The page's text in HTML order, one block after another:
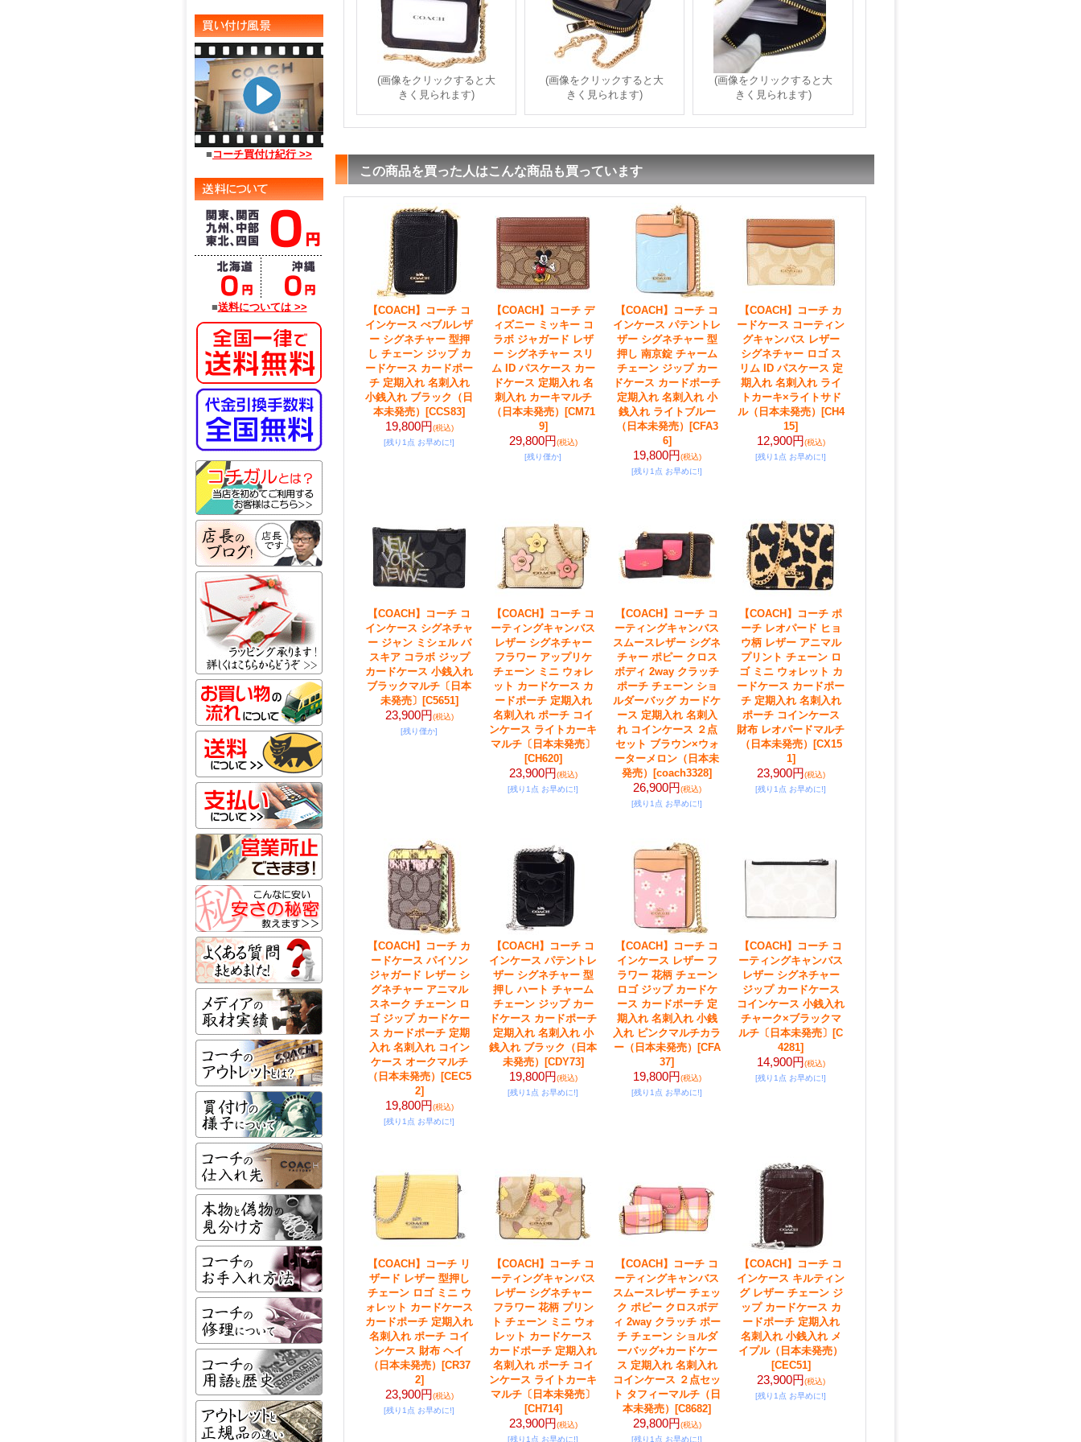
■ コーチ買付け紀行 >>
■送料については >>
(画像をクリックすると大
きく見られます)
(画像をクリックすると大
きく見られます)
(画像をクリックすると大
きく見られます)
この商品を買った人はこんな商品も買っています
【COACH】コーチ コ
インケース ぺブルレザ
ー シグネチャー 型押
し チェーン ジップ カ
ードケース カードポー
チ 定期入れ 名刺入れ
小銭入れ ブラック（日
本未発売）
[CCS83]
19,800円(税込)
[残り1点 お早めに!]
【COACH】コーチ デ
ィズニー ミッキー コ
ラボ ジャガード レザ
ー シグネチャー スリ
ム ID パスケース カー
ドケース 定期入れ 名
刺入れ カーキマルチ
（日本未発売）
[CM71
9]
29,800円(税込)
[残り僅か]
【COACH】コーチ コ
インケース パテントレ
ザー シグネチャー 型
押し 南京錠 チャーム
チェーン ジップ カー
ドケース カードポーチ
定期入れ 名刺入れ 小
銭入れ ライトブルー
（日本未発売）
[CFA3
6]
19,800円(税込)
[残り1点 お早めに!]
【COACH】コーチ カ
ードケース コーティン
グキャンバス レザー
シグネチャー ロゴ ス
リム ID パスケース 定
期入れ 名刺入れ ライ
トカーキ×ライトサド
ル（日本未発売）
[CH4
15]
12,900円(税込)
[残り1点 お早めに!]
【COACH】コーチ コ
インケース シグネチャ
ー ジャン ミシェル バ
スキア コラボ ジップ
カードケース 小銭入れ
ブラックマルチ〔日本
未発売〕 [C5651]
23,900円(税込)
[残り僅か]
【COACH】コーチ コ
ーティングキャンバス
レザー シグネチャー
フラワー アップリケ
チェーン ミニ ウォレ
ット カードケース カ
ードポーチ 定期入れ
名刺入れ ポーチ コイ
ンケース ライトカーキ
マルチ〔日本未発売〕
[CH620]
23,900円(税込)
[残り1点 お早めに!]
【COACH】コーチ コ
ーティングキャンバス
スムースレザー シグネ
チャー ポピー クロス
ボディ 2way クラッチ
ポーチ チェーン ショ
ルダーバッグ カードケ
ース 定期入れ 名刺入
れ コインケース ２点
セット ブラウン×ウォ
ーターメロン（日本未
発売）
[coach3328]
26,900円(税込)
[残り1点 お早めに!]
【COACH】コーチ ポ
ーチ レオパード ヒョ
ウ柄 レザー アニマル
プリント チェーン ロ
ゴ ミニ ウォレット カ
ードケース カードポー
チ 定期入れ 名刺入れ
ポーチ コインケース
財布 レオパードマルチ
（日本未発売）
[CX15
1]
23,900円(税込)
[残り1点 お早めに!]
【COACH】コーチ カ
ードケース パイソン
ジャガード レザー シ
グネチャー アニマル
スネーク チェーン ロ
ゴ ジップ カードケー
ス カードポーチ 定期
入れ 名刺入れ コイン
ケース オークマルチ
（日本未発売）
[CEC5
2]
19,800円(税込)
[残り1点 お早めに!]
【COACH】コーチ コ
インケース パテントレ
ザー シグネチャー 型
押し ハート チャーム
チェーン ジップ カー
ドケース カードポーチ
定期入れ 名刺入れ 小
銭入れ ブラック（日本
未発売）
[CDY73]
19,800円(税込)
[残り1点 お早めに!]
【COACH】コーチ コ
インケース レザー フ
ラワー 花柄 チェーン
ロゴ ジップ カードケ
ース カードポーチ 定
期入れ 名刺入れ 小銭
入れ ピンクマルチカラ
ー（日本未発売）
[CFA
37]
19,800円(税込)
[残り1点 お早めに!]
【COACH】コーチ コ
ーティングキャンバス
レザー シグネチャー
ジップ カードケース
コインケース 小銭入れ
チャーク×ブラックマ
ルチ〔日本未発売〕 [C
4281]
14,900円(税込)
[残り1点 お早めに!]
【COACH】コーチ リ
ザード レザー 型押し
チェーン ロゴ ミニ ウ
ォレット カードケース
カードポーチ 定期入れ
名刺入れ ポーチ コイ
ンケース 財布 ヘイ
（日本未発売）
[CR37
2]
23,900円(税込)
[残り1点 お早めに!]
【COACH】コーチ コ
ーティングキャンバス
レザー シグネチャー
フラワー 花柄 プリン
ト チェーン ミニ ウォ
レット カードケース
カードポーチ 定期入れ
名刺入れ ポーチ コイ
ンケース ライトカーキ
マルチ〔日本未発売〕
[CH714]
23,900円(税込)
[残り1点 お早めに!]
【COACH】コーチ コ
ーティングキャンバス
スムースレザー チェッ
ク ポピー クロスボデ
ィ 2way クラッチ ポー
チ チェーン ショルダ
ーバッグ+カードケー
ス 定期入れ 名刺入れ
コインケース ２点セッ
ト タフィーマルチ（日
本未発売）
[C8682]
29,800円(税込)
[残り1点 お早めに!]
【COACH】コーチ コ
インケース キルティン
グ レザー チェーン ジ
ップ カードケース カ
ードポーチ 定期入れ
名刺入れ 小銭入れ メ
イプル（日本未発売）
[CEC51]
23,900円(税込)
[残り1点 お早めに!]